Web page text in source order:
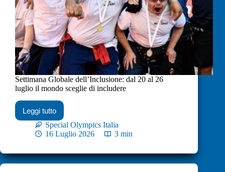
Settimana Globale dell’Inclusione: dal 20 al 26
luglio il mondo sceglie di includere
Leggi tutto
Special Olympics Italia
16 Luglio 2026
3 min